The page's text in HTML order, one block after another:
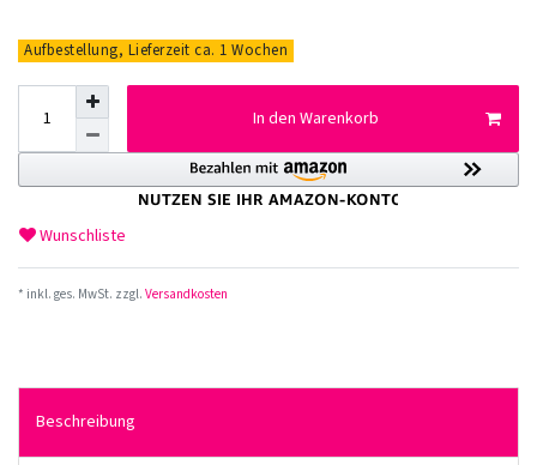
Aufbestellung, Lieferzeit ca. 1 Wochen
In den Warenkorb
Wunschliste
* inkl. ges. MwSt. zzgl. Versandkosten
Beschreibung